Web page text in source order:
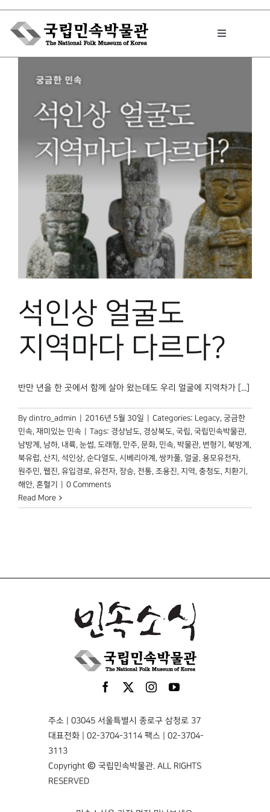
Skip
content
Toggle
박물관에서는
민속이야기
민속 인사이드
원문보기 PDF
박물관 홈페이지
석인상 얼굴도
지역마다 다르다?
반만 년을 한 곳에서 함께 살아 왔는데도 우리 얼굴에 지역차가 [...]
By dintro_admin 2016년 5월 30일 Categories: Legacy, 궁금한
민속, 재미있는 민속 Tags: 경상남도, 경상북도, 국립, 국립민속박물관,
남방계 , 남하, 내륙, 눈썹, 도래형, 만주, 문화, 민속, 박물관, 변형기 , 북방계 ,
북유럽, 산지 , 석인상, 순다열도, 시베리아계 , 쌍카풀, 얼굴, 용모유전자,
원주민, 웹진, 유입경로, 유전자, 장승, 전통, 조용진, 지역, 충청도, 치환기 ,
해안, 혼혈기
0 Comments
Read More
주소 | 03045 서울특별시 종로구 삼청로 37
대표전화 | 02-3704-3114 팩스 | 02-3704-
3113
Copyright © 국립민속박물관. ALL RIGHTS
RESERVED